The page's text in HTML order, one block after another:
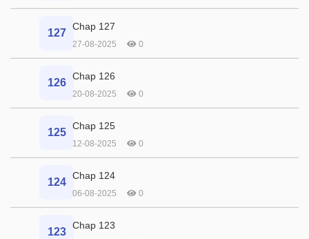
127
Chap 127
27-08-2025 0
126
Chap 126
20-08-2025 0
125
Chap 125
12-08-2025 0
124
Chap 124
06-08-2025 0
123
Chap 123